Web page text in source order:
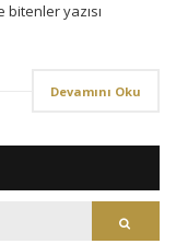
yazısı
Devamını Oku